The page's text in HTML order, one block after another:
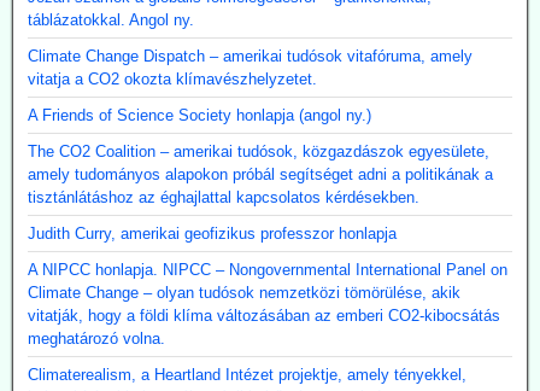
táblázatokkal. Angol ny.
Climate Change Dispatch – amerikai tudósok vitafóruma, amely
vitatja a CO2 okozta klímavészhelyzetet.
A Friends of Science Society honlapja (angol ny.)
The CO2 Coalition – amerikai tudósok, közgazdászok egyesülete,
amely tudományos alapokon próbál segítséget adni a politikának a
tisztánlátáshoz az éghajlattal kapcsolatos kérdésekben.
Judith Curry, amerikai geofizikus professzor honlapja
A NIPCC honlapja. NIPCC – Nongovernmental International Panel on
Climate Change – olyan tudósok nemzetközi tömörülése, akik
vitatják, hogy a földi klíma változásában az emberi CO2-kibocsátás
meghatározó volna.
Climaterealism, a Heartland Intézet projektje, amely tényekkel,